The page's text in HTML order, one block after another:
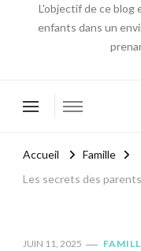
L'objectif de ce blog
enfants dans un
Accueil
Famille
Les secrets des
JUIN 11, 2025